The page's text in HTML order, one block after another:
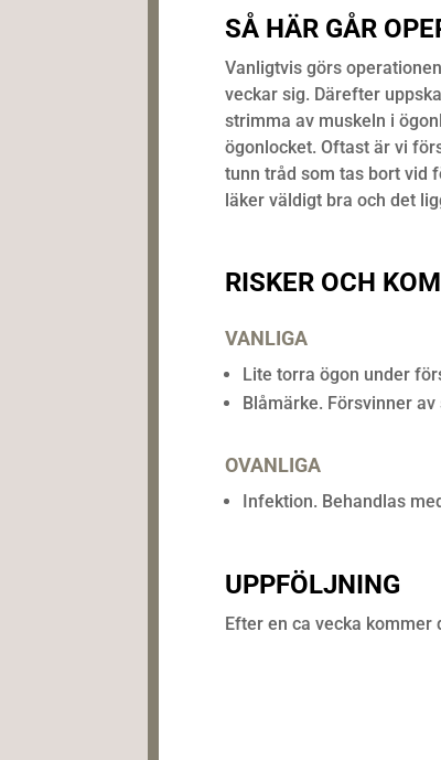
SÅ HÄR GÅR
Vanligtvis görs
veckar sig. Därefter
strimma av muskeln i
ögonlocket. Oftast är vi
tunn tråd som tas bort vid
läker väldigt bra och det
RISKER OCH
VANLIGA
Lite torra ögon under
Blåmärke. Försvinner
OVANLIGA
Infektion. Behandlas
UPPFÖLJNING
Efter en ca vecka kommer